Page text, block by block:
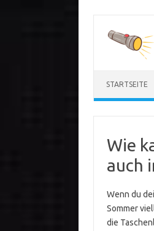
springen
STARTSEITE
Wie
auch
Wenn du
Sommer
die